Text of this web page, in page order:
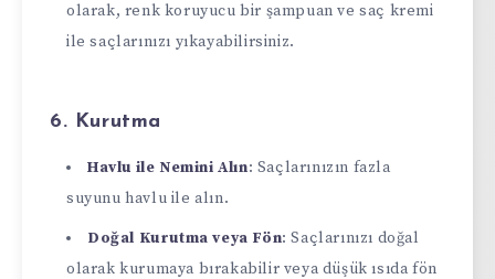
olarak, renk koruyucu bir şampuan ve saç kremi
ile saçlarınızı yıkayabilirsiniz.
6. Kurutma
Havlu ile Nemini Alın: Saçlarınızın fazla
suyunu havlu ile alın.
Doğal Kurutma veya Fön: Saçlarınızı doğal
olarak kurumaya bırakabilir veya düşük ısıda fön